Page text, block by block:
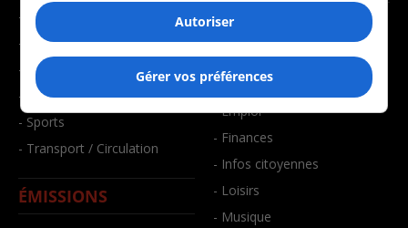
- Éducation
- Environnement
- Faits divers
- Santé et bien-être
- Sports
- Transport / Circulation
ÉMISSIONS
- Affaires
- Art de vivre
- Bien-être
- Emploi
- Finances
- Infos citoyennes
- Loisirs
- Musique
Autoriser
Gérer vos préférences